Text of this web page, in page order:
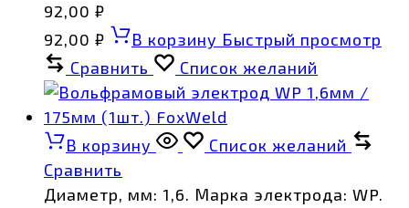
92,00 ₽
92,00 ₽ В корзину Быстрый просмотр
Сравнить
Список желаний
В корзину
Список желаний
Сравнить
Диаметр, мм: 1,6. Марка электрода: WP.